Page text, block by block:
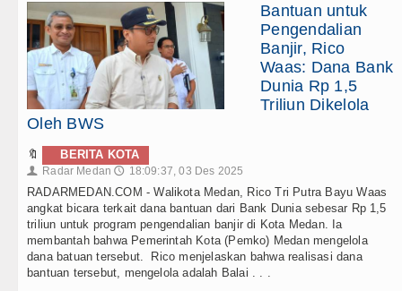
Bantuan untuk
Pengendalian
Banjir, Rico
Waas: Dana Bank
Dunia Rp 1,5
Triliun Dikelola
Oleh BWS
🔖 BERITA KOTA
👤 Radar Medan 🕔 18:09:37, 03 Des 2025
RADARMEDAN.COM - Walikota Medan, Rico Tri Putra Bayu Waas
angkat bicara terkait dana bantuan dari Bank Dunia sebesar Rp 1,5
triliun untuk program pengendalian banjir di Kota Medan. Ia
membantah bahwa Pemerintah Kota (Pemko) Medan mengelola
dana batuan tersebut. Rico menjelaskan bahwa realisasi dana
bantuan tersebut, mengelola adalah Balai . . .